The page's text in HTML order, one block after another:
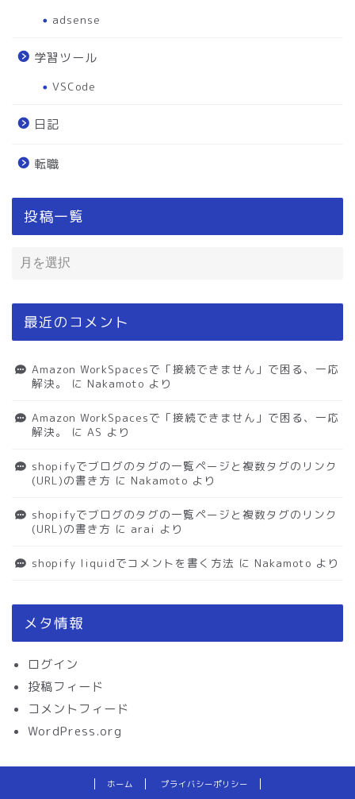
adsense
学習ツール
VSCode
日記
転職
投稿一覧
最近のコメント
Amazon WorkSpacesで「接続できません」で困る、一応
解決。
に Nakamoto より
Amazon WorkSpacesで「接続できません」で困る、一応
解決。
に AS より
shopifyでブログのタグの一覧ページと複数タグのリンク
(URL)の書き方 に Nakamoto より
shopifyでブログのタグの一覧ページと複数タグのリンク
(URL)の書き方 に arai より
shopify liquidでコメントを書く方法 に Nakamoto より
メタ情報
ログイン
投稿フィード
コメントフィード
WordPress.org
ホーム
プライバシーポリシー